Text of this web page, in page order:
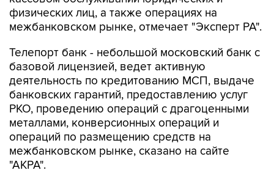
физических лиц, а также операциях на
межбанковском рынке, отмечает "Эксперт РА".
Телепорт банк - небольшой московский банк с
базовой лицензией, ведет активную
деятельность по кредитованию МСП, выдаче
банковских гарантий, предоставлению услуг
РКО, проведению операций с драгоценными
металлами, конверсионных операций и
операций по размещению средств на
межбанковском рынке, сказано на сайте
"АКРА".